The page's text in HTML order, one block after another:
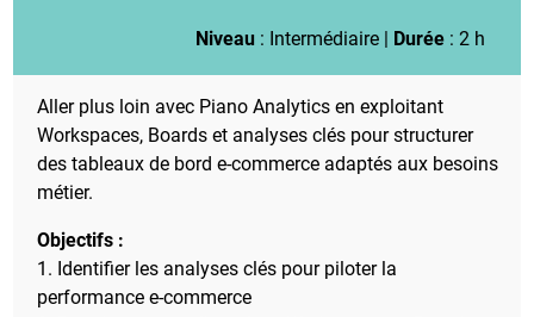
Niveau: Intermédiaire | Durée: 2 h
Aller plus loin avec Piano Analytics en exploitant
Workspaces, Boards et analyses clés pour structurer
des tableaux de bord e-commerce adaptés aux besoins
métier.
Objectifs :
1. Identifier les analyses clés pour piloter la
performance e-commerce